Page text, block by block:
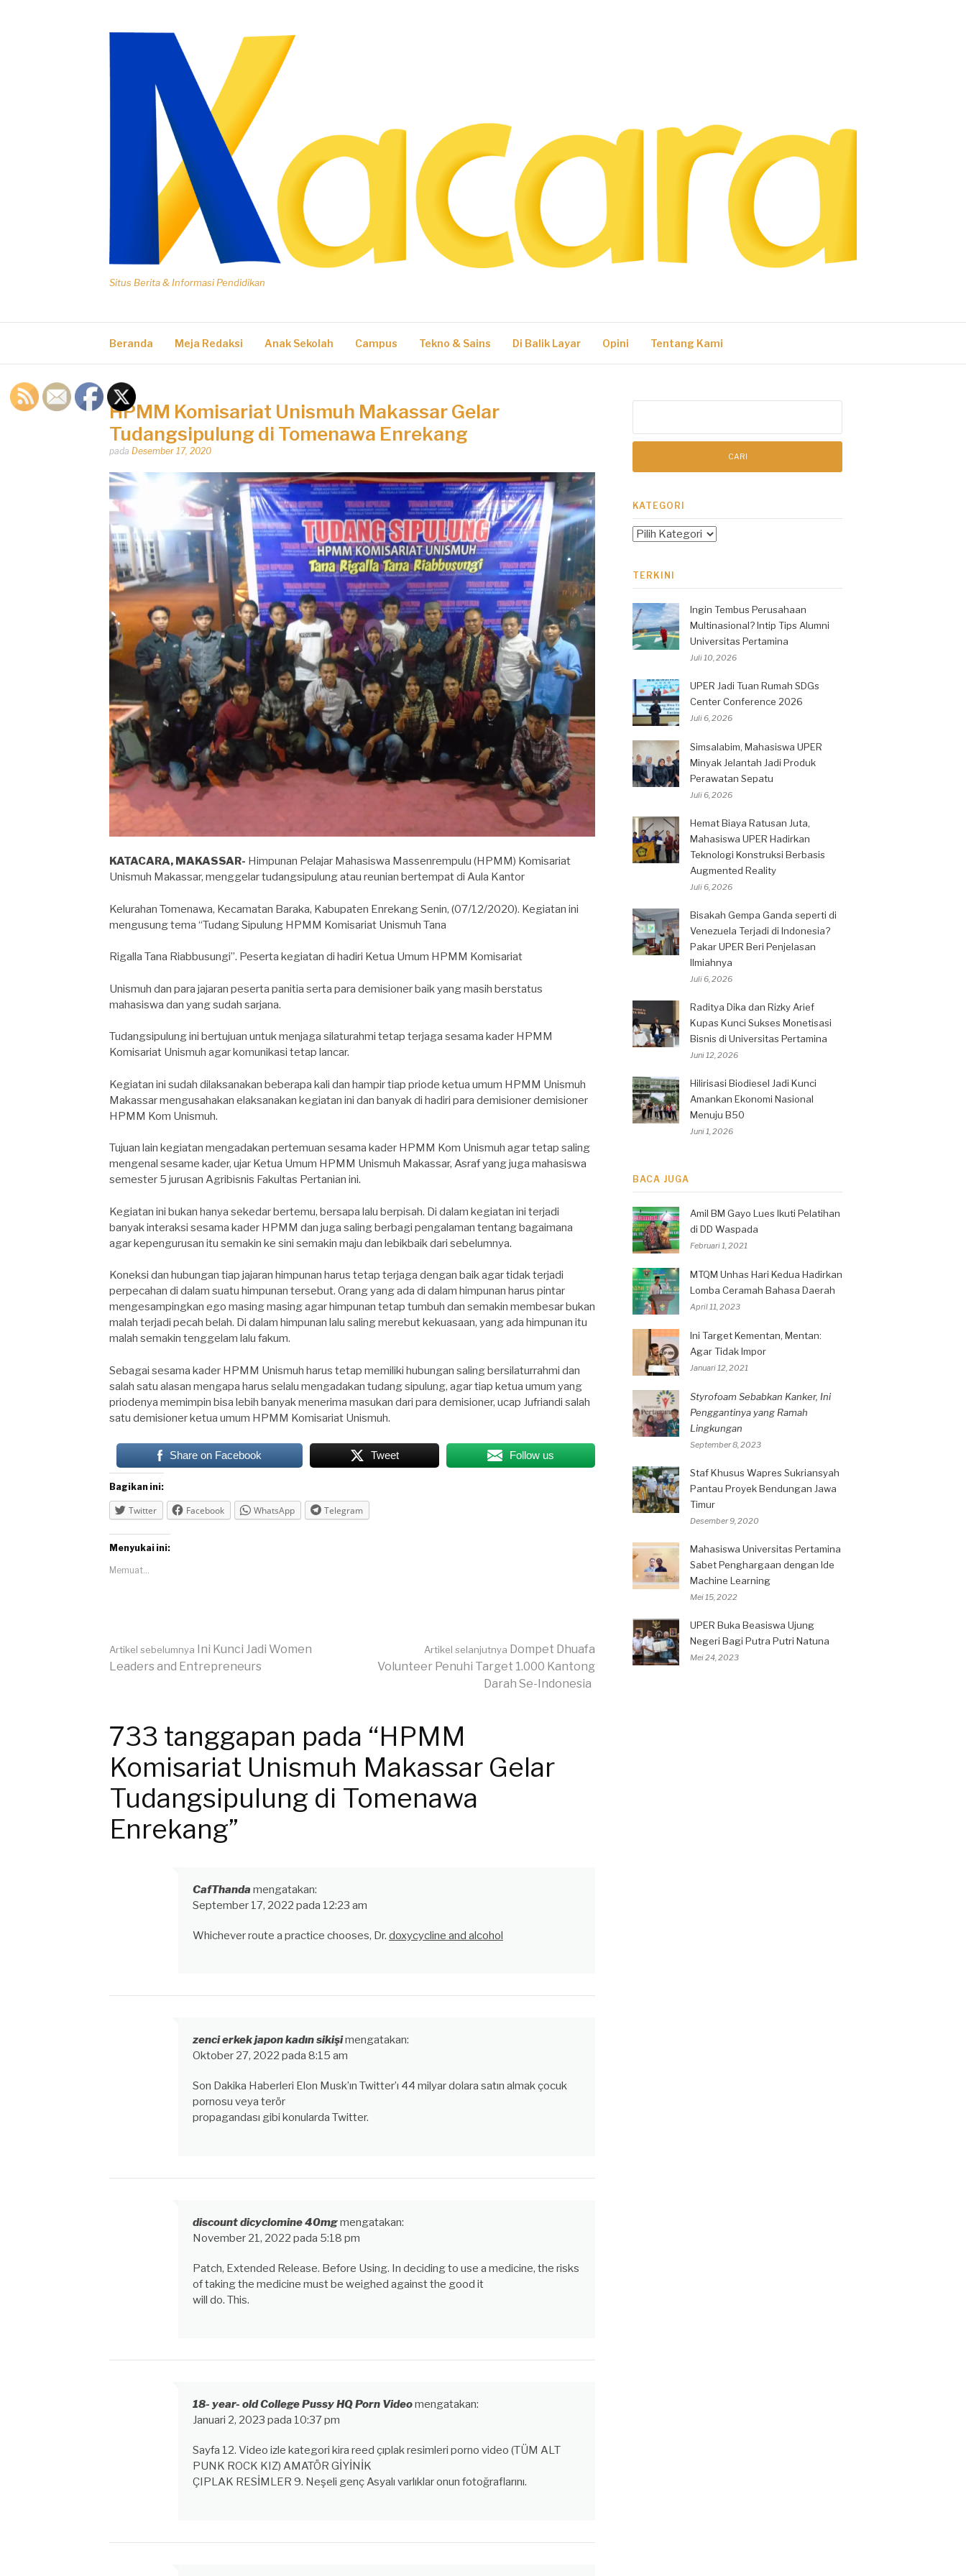
Situs Berita & Informasi Pendidikan
Beranda Meja Redaksi Anak Sekolah Campus Tekno & Sains Di Balik Layar Opini Tentang Kami
HPMM Komisariat Unismuh Makassar Gelar
Tudangsipulung di Tomenawa Enrekang
Dipos
Dhirga
Erlangga
pada Desember 17, 2020
KATACARA, MAKASSAR- Himpunan Pelajar Mahasiswa Massenrempulu (HPMM) Komisariat
Unismuh Makassar, menggelar tudangsipulung atau reunian bertempat di Aula Kantor
Kelurahan Tomenawa, Kecamatan Baraka, Kabupaten Enrekang Senin, (07/12/2020). Kegiatan ini
mengusung tema “Tudang Sipulung HPMM Komisariat Unismuh Tana
Rigalla Tana Riabbusungi”. Peserta kegiatan di hadiri Ketua Umum HPMM Komisariat
Unismuh dan para jajaran peserta panitia serta para demisioner baik yang masih berstatus
mahasiswa dan yang sudah sarjana.
Tudangsipulung ini bertujuan untuk menjaga silaturahmi tetap terjaga sesama kader HPMM
Komisariat Unismuh agar komunikasi tetap lancar.
Kegiatan ini sudah dilaksanakan beberapa kali dan hampir tiap priode ketua umum HPMM Unismuh
Makassar mengusahakan elaksanakan kegiatan ini dan banyak di hadiri para demisioner demisioner
HPMM Kom Unismuh.
Tujuan lain kegiatan mengadakan pertemuan sesama kader HPMM Kom Unismuh agar tetap saling
mengenal sesame kader, ujar Ketua Umum HPMM Unismuh Makassar, Asraf yang juga mahasiswa
semester 5 jurusan Agribisnis Fakultas Pertanian ini.
Kegiatan ini bukan hanya sekedar bertemu, bersapa lalu berpisah. Di dalam kegiatan ini terjadi
banyak interaksi sesama kader HPMM dan juga saling berbagi pengalaman tentang bagaimana
agar kepengurusan itu semakin ke sini semakin maju dan lebikbaik dari sebelumnya.
Koneksi dan hubungan tiap jajaran himpunan harus tetap terjaga dengan baik agar tidak terjadi
perpecahan di dalam suatu himpunan tersebut. Orang yang ada di dalam himpunan harus pintar
mengesampingkan ego masing masing agar himpunan tetap tumbuh dan semakin membesar bukan
malah terjadi pecah belah. Di dalam himpunan lalu saling merebut kekuasaan, yang ada himpunan itu
malah semakin tenggelam lalu fakum.
Sebagai sesama kader HPMM Unismuh harus tetap memiliki hubungan saling bersilaturrahmi dan
salah satu alasan mengapa harus selalu mengadakan tudang sipulung, agar tiap ketua umum yang
priodenya memimpin bisa lebih banyak menerima masukan dari para demisioner, ucap Jufriandi salah
satu demisioner ketua umum HPMM Komisariat Unismuh.
Share on Facebook Tweet Follow us
Bagikan ini:
Twitter Facebook WhatsApp Telegram
Menyukai ini:
Memuat...
Lanjut
Artikel sebelumnya
Ini Kunci Jadi Women
Leaders and Entrepreneurs
Artikel selanjutnya Dompet Dhuafa
Volunteer Penuhi Target 1.000 Kantong
Darah Se-Indonesia
733 tanggapan pada “HPMM
Komisariat Unismuh Makassar Gelar
Tudangsipulung di Tomenawa
Enrekang”
CafThanda mengatakan:
September 17, 2022 pada 12:23 am
Whichever route a practice chooses, Dr. doxycycline and alcohol
zenci erkek japon kadın sikişimengatakan:
Oktober 27, 2022 pada 8:15 am
Son Dakika Haberleri Elon Musk’ın Twitter’ı 44 milyar dolara satın almak çocuk
pornosu veya terör
propagandası gibi konularda Twitter.
discount dicyclomine 40mgmengatakan:
November 21, 2022 pada 5:18 pm
Patch, Extended Release. Before Using. In deciding to use a medicine, the risks
of taking the medicine must be weighed against the good it
will do. This.
18- year- old College Pussy HQ Porn Videomengatakan:
Januari 2, 2023 pada 10:37 pm
Sayfa 12. Video izle kategori kira reed çıplak resimleri porno video (TÜM ALT
PUNK ROCK KIZ) AMATÖR GİYİNİK
ÇIPLAK RESİMLER 9. Neşeli genç Asyalı varlıklar onun fotoğraflarını.
KATEGORI
Kategori
TERKINI
Ingin Tembus Perusahaan
Multinasional? Intip Tips Alumni
Universitas Pertamina
Juli 10, 2026
UPER Jadi Tuan Rumah SDGs
Center Conference 2026
Juli 6, 2026
Simsalabim, Mahasiswa UPER
Minyak Jelantah Jadi Produk
Perawatan Sepatu
Juli 6, 2026
Hemat Biaya Ratusan Juta,
Mahasiswa UPER Hadirkan
Teknologi Konstruksi Berbasis
Augmented Reality
Juli 6, 2026
Bisakah Gempa Ganda seperti di
Venezuela Terjadi di Indonesia?
Pakar UPER Beri Penjelasan
Ilmiahnya
Juli 6, 2026
Raditya Dika dan Rizky Arief
Kupas Kunci Sukses Monetisasi
Bisnis di Universitas Pertamina
Juni 12, 2026
Hilirisasi Biodiesel Jadi Kunci
Amankan Ekonomi Nasional
Menuju B50
Juni 1, 2026
BACA JUGA
Amil BM Gayo Lues Ikuti Pelatihan
di DD Waspada
Februari 1, 2021
MTQM Unhas Hari Kedua Hadirkan
Lomba Ceramah Bahasa Daerah
April 11, 2023
Ini Target Kementan, Mentan:
Agar Tidak Impor
Januari 12, 2021
Styrofoam Sebabkan Kanker, Ini
Penggantinya yang Ramah
Lingkungan
September 8, 2023
Staf Khusus Wapres Sukriansyah
Pantau Proyek Bendungan Jawa
Timur
Desember 9, 2020
Mahasiswa Universitas Pertamina
Sabet Penghargaan dengan Ide
Machine Learning
Mei 15, 2022
UPER Buka Beasiswa Ujung
Negeri Bagi Putra Putri Natuna
Mei 24, 2023